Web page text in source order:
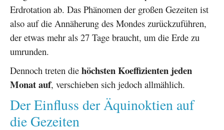
Erdrotation ab. Das Phänomen der großen Gezeiten ist
also auf die Annäherung des Mondes zurückzuführen,
der etwas mehr als 27 Tage braucht, um die Erde zu
umrunden.
Dennoch treten die höchsten Koeffizienten jeden
Monat auf, verschieben sich jedoch allmählich.
Der Einfluss der Äquinoktien auf
die Gezeiten